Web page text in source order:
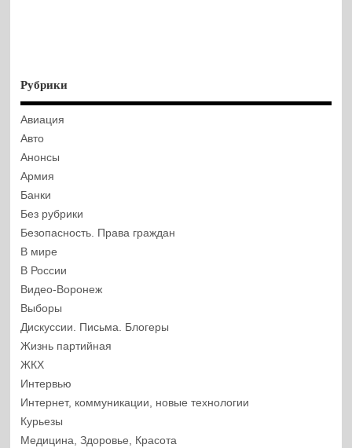
Рубрики
Авиация
Авто
Анонсы
Армия
Банки
Без рубрики
Безопасность. Права граждан
В мире
В России
Видео-Воронеж
Выборы
Дискуссии. Письма. Блогеры
Жизнь партийная
ЖКХ
Интервью
Интернет, коммуникации, новые технологии
Курьезы
Медицина, Здоровье, Красота